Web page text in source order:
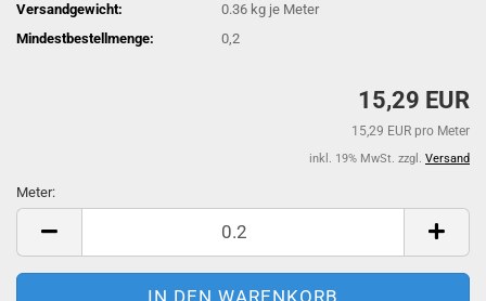
Versandgewicht:
0.36 kg je Meter
Mindestbestellmenge:
0,2
15,29 EUR
15,29 EUR pro Meter
inkl. 19% MwSt. zzgl. Versand
Meter:
Meter